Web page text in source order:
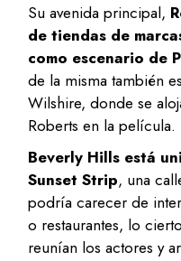
Su avenida principal,
de tiendas de
como escenario de
de la misma también
Wilshire, donde se
Roberts en la película.
Beverly Hills está
Sunset Strip, una
podría carecer de
o restaurantes, lo
reunían los actores y